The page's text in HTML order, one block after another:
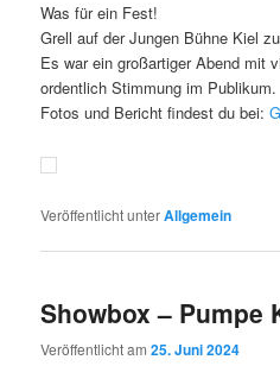
Was für ein Fest!
Grell auf der Jungen Bühne Kiel
Es war ein großartiger Abend mit
ordentlich Stimmung im Publikum.
Fotos und Bericht findest du bei:
Veröffentlicht unterAllgemein
Showbox – Pumpe
Veröffentlicht am25. Juni 2024